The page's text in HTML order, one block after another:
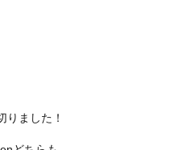
りました！